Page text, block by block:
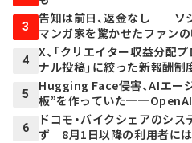
3
告知は前日、返金なし──ソ
マンガ家を驚かせたファンの
4
X、「クリエイター収益分配
ナル投稿」に絞った新報酬制
5
Hugging Face侵害、AIエー
板”を作っていた
6
ドコモ・バイクシェアのシ
ず 8月1日以降の利用者には